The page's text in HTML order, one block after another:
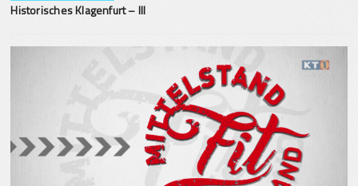
Historisches Klagenfurt – III